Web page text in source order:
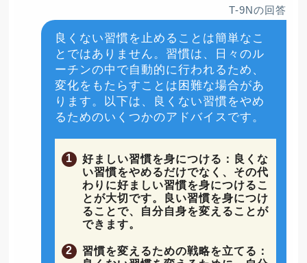
T-9Nの回答
良くない習慣を止めることは簡単なこ
とではありません。習慣は、日々のル
ーチンの中で自動的に行われるため、
変化をもたらすことは困難な場合があ
ります。以下は、良くない習慣をやめ
るためのいくつかのアドバイスです。
好ましい習慣を身につける：良くな
い習慣をやめるだけでなく、その代
わりに好ましい習慣を身につけるこ
とが大切です。良い習慣を身につけ
ることで、自分自身を変えることが
できます。
習慣を変えるための戦略を立てる：